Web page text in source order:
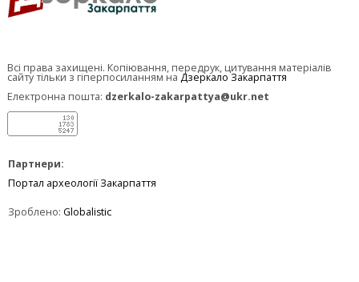
Всі права захищені. Копіювання, передрук, цитування матеріалів
сайту тільки з гіперпосиланням на Дзеркало Закарпаття
Електронна пошта: dzerkalo-zakarpattya@ukr.net
Партнери:
Портал археології Закарпаття
Зроблено: Globalistic